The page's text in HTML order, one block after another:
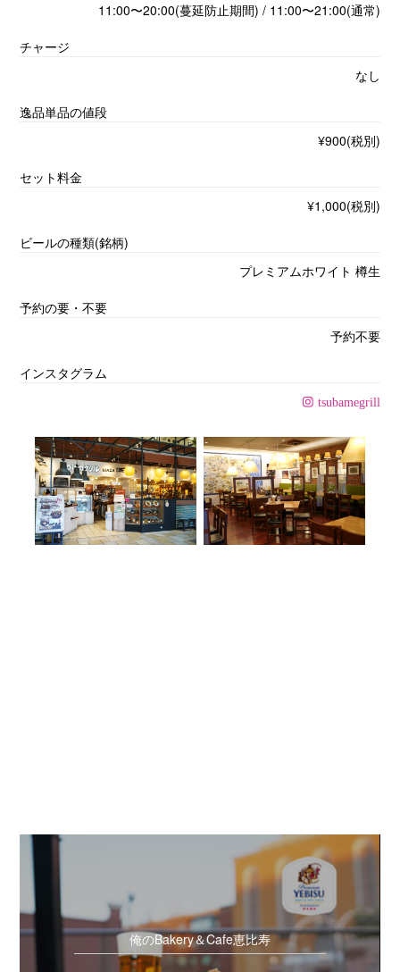
11:00〜20:00(蔓延防止期間) / 11:00〜21:00(通常)
チャージ
なし
逸品単品の値段
¥900(税別)
セット料金
¥1,000(税別)
ビールの種類(銘柄)
プレミアムホワイト 樽生
予約の要・不要
予約不要
インスタグラム
tsubamegrill
俺のBakery＆Cafe恵比寿